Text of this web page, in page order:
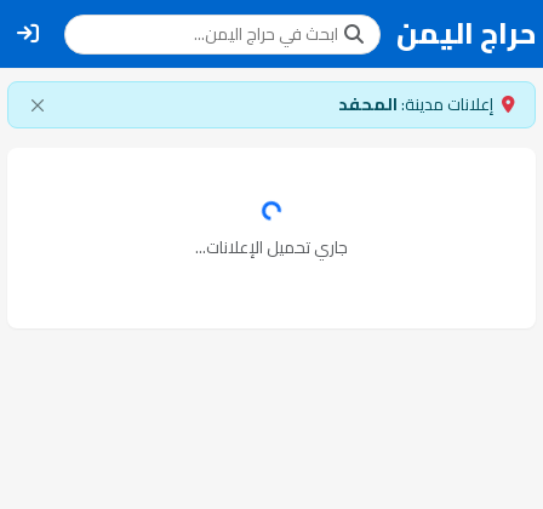
حراج اليمن
إعلانات مدينة:المحفد
جاري تحميل الإعلانات...